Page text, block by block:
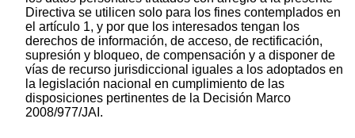
Directiva se utilicen solo para los fines contemplados en
el artículo 1, y por que los interesados tengan los
derechos de información, de acceso, de rectificación,
supresión y bloqueo, de compensación y a disponer de
vías de recurso jurisdiccional iguales a los adoptados en
la legislación nacional en cumplimiento de las
disposiciones pertinentes de la Decisión Marco
2008/977/JAI.